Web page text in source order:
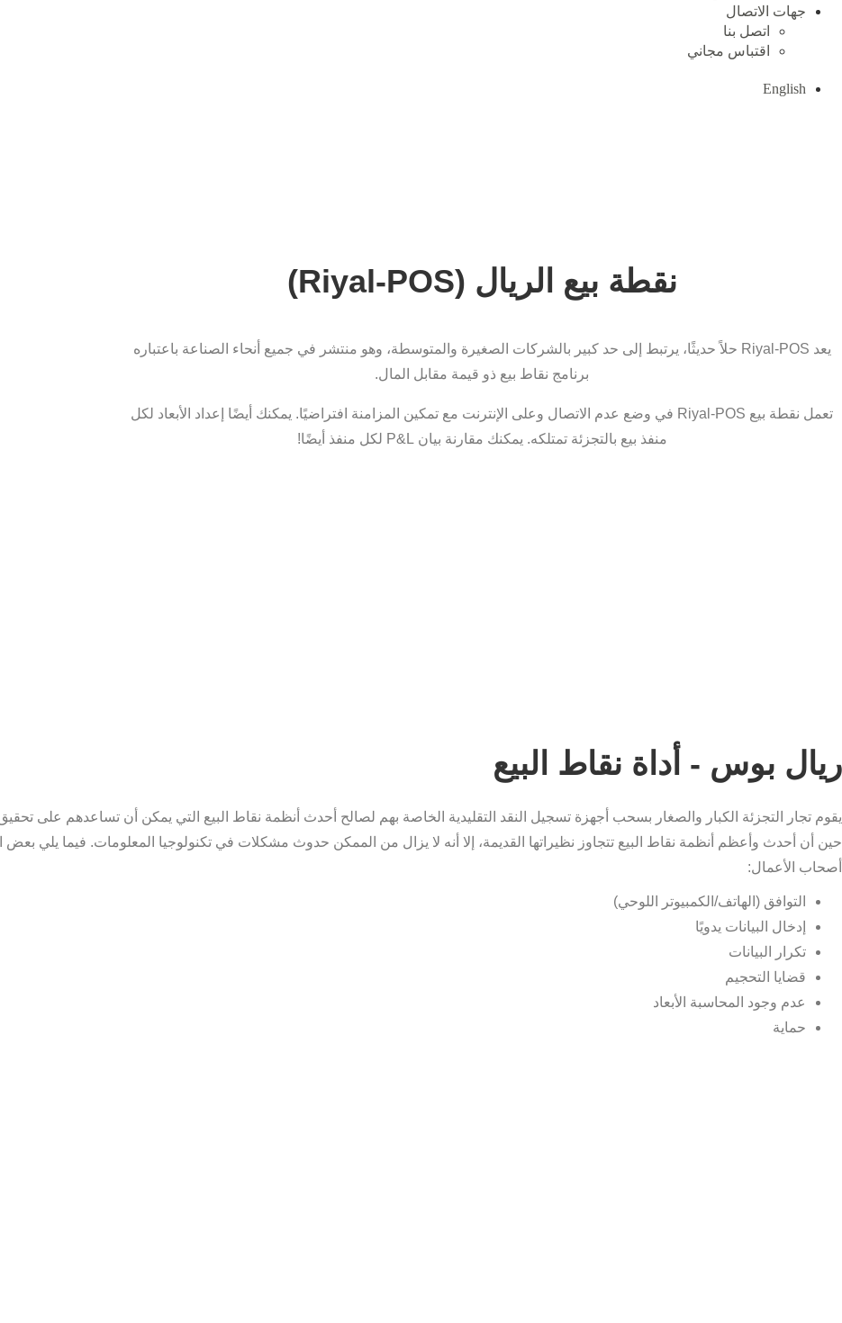
جهات الاتصال
اتصل بنا
اقتباس مجاني
English
نقطة بيع الريال (Riyal-POS)
يعد Riyal-POS حلاً حديثًا، يرتبط إلى حد كبير بالشركات الصغيرة والمتوسطة، وهو منتشر في جميع أنحاء الصناعة باعتباره
برنامج نقاط بيع ذو قيمة مقابل المال.
تعمل نقطة بيع Riyal-POS في وضع عدم الاتصال وعلى الإنترنت مع تمكين المزامنة افتراضيًا. يمكنك أيضًا إعداد الأبعاد لكل
منفذ بيع بالتجزئة تمتلكه. يمكنك مقارنة بيان P&L لكل منفذ أيضًا!
ريال بوس - أداة نقاط البيع
يقوم تجار التجزئة الكبار والصغار بسحب أجهزة تسجيل النقد التقليدية الخاصة بهم لصالح أحدث أنظمة نقاط البيع التي يمكن أن تساعدهم على
حين أن أحدث وأعظم أنظمة نقاط البيع تتجاوز نظيراتها القديمة، إلا أنه لا يزال من الممكن حدوث مشكلات في تكنولوجيا المعلومات. فيما يلي
أصحاب الأعمال:
التوافق (الهاتف/الكمبيوتر اللوحي)
إدخال البيانات يدويًا
تكرار البيانات
قضايا التحجيم
عدم وجود المحاسبة الأبعاد
حماية